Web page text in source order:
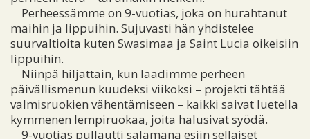
Perheessämme on 9-vuotias, joka on hurahtanut
maihin ja lippuihin. Sujuvasti hän yhdistelee
suurvaltioita kuten Swasimaa ja Saint Lucia oikeisiin
lippuihin.
Niinpä hiljattain, kun laadimme perheen
päivällismenun kuudeksi viikoksi – projekti tähtää
valmisruokien vähentämiseen – kaikki saivat luetella
kymmenen lempiruokaa, joita halusivat syödä.
9-vuotias pullautti salamana esiin sellaiset